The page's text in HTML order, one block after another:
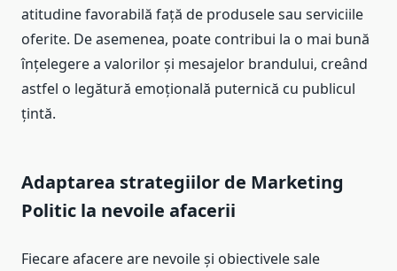
atitudine favorabilă față de produsele sau serviciile
oferite. De asemenea, poate contribui la o mai bună
înțelegere a valorilor și mesajelor brandului, creând
astfel o legătură emoțională puternică cu publicul
țintă.
Adaptarea strategiilor de Marketing
Politic la nevoile afacerii
Fiecare afacere are nevoile și obiectivele sale